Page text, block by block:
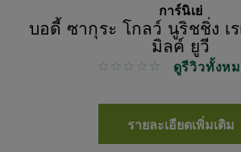
การ์นิเย่
บอดี้ ซากุระ โกลว์ นูริชชิ่ง เ
มิลค์ ยูวี
No reviews ดูรีวิวทั้งห
รายละเอียดเพิ่มเติม